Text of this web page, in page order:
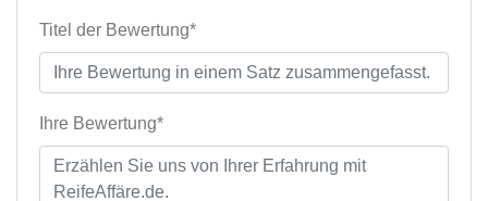
Titel der Bewertung*
Ihre Bewertung*